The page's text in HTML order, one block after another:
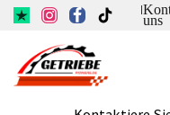
Inhalt
springen
|
uns